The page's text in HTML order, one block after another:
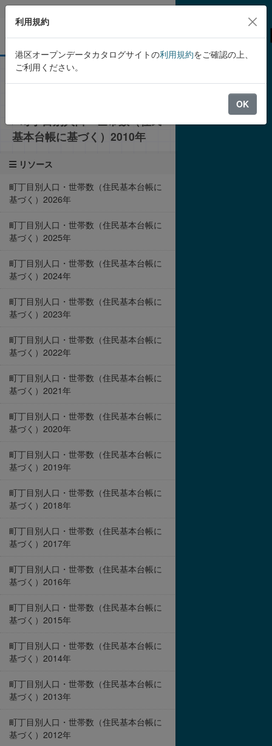
Skip to main content
組織
港区
港区の町丁目別人口・世帯数
町丁目別人口・世帯数（住民
基本台帳に基づく）2010年
リソース
町丁目別人口・世帯数（住民基本台帳に
基づく）2026年
町丁目別人口・世帯数（住民基本台帳に
基づく）2025年
町丁目別人口・世帯数（住民基本台帳に
基づく）2024年
町丁目別人口・世帯数（住民基本台帳に
基づく）2023年
町丁目別人口・世帯数（住民基本台帳に
基づく）2022年
町丁目別人口・世帯数（住民基本台帳に
基づく）2021年
町丁目別人口・世帯数（住民基本台帳に
基づく）2020年
町丁目別人口・世帯数（住民基本台帳に
基づく）2019年
町丁目別人口・世帯数（住民基本台帳に
基づく）2018年
町丁目別人口・世帯数（住民基本台帳に
基づく）2017年
町丁目別人口・世帯数（住民基本台帳に
基づく）2016年
町丁目別人口・世帯数（住民基本台帳に
基づく）2015年
町丁目別人口・世帯数（住民基本台帳に
基づく）2014年
町丁目別人口・世帯数（住民基本台帳に
基づく）2013年
町丁目別人口・世帯数（住民基本台帳に
基づく）2012年
利用規約
港区オープンデータカタログサイトの利用規約をご確認の上、
ご利用ください。
OK